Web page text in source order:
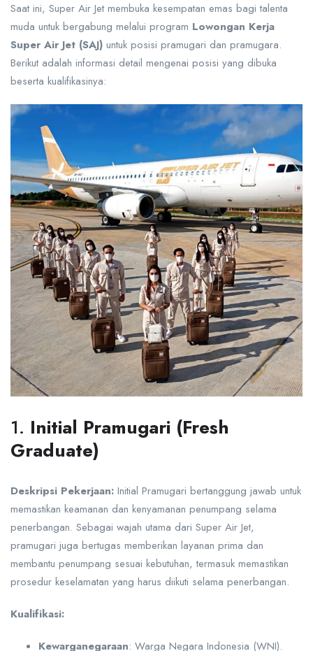
Saat ini, Super Air Jet membuka kesempatan emas bagi talenta
muda untuk bergabung melalui program Lowongan Kerja
Super Air Jet (SAJ) untuk posisi pramugari dan pramugara.
Berikut adalah informasi detail mengenai posisi yang dibuka
beserta kualifikasinya:
1. Initial Pramugari (Fresh
Graduate)
Deskripsi Pekerjaan: Initial Pramugari bertanggung jawab untuk
memastikan keamanan dan kenyamanan penumpang selama
penerbangan. Sebagai wajah utama dari Super Air Jet,
pramugari juga bertugas memberikan layanan prima dan
membantu penumpang sesuai kebutuhan, termasuk memastikan
prosedur keselamatan yang harus diikuti selama penerbangan.
Kualifikasi:
Kewarganegaraan: Warga Negara Indonesia (WNI).